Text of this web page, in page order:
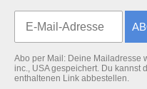
Abo per Mail: Deine Mailadresse
inc., USA gespeichert. Du kannst
enthaltenen Link abbestellen.